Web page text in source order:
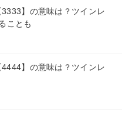
】の意味は？ツインレ
ことも
】の意味は？ツインレ